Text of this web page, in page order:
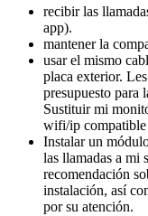
recibir las
app).
mantener la
usar el mismo
placa exterior.
presupuesto para
Sustituir mi
wifi/ip compatible
Instalar un
las llamadas a mi
recomendación
instalación, así
por su atención.